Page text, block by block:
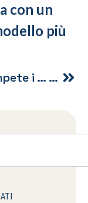
con un
più
Non rompete i … alla Coppa America